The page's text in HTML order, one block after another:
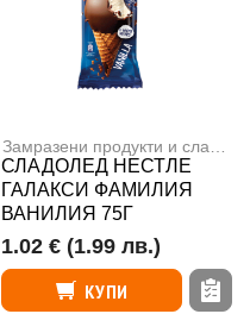
Сладоледи
СЛАДОЛЕД НЕСТЛЕ
ГАЛАКСИ ФАМИЛИЯ
ВАНИЛИЯ 75Г
1.02 € (1.99 лв.)
КУПИ